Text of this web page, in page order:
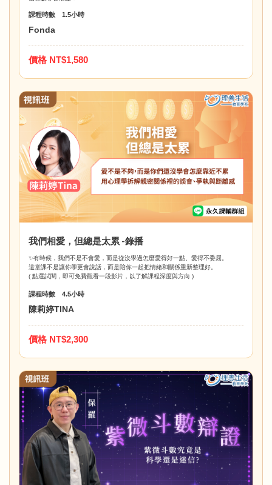
課程時數 1.5小時
Fonda
價格 NT$1,580
我們相愛，但總是太累 -錄播
✨有時候，我們不是不會愛，而是從沒學過怎麼愛得好一點、愛得不委屈。
這堂課不是讓你學更會說話，而是陪你一起把情緒和關係重新整理好。
( 點選試閱，即可免費觀看一段影片，以了解課程深度與方向 )
課程時數 4.5小時
陳莉婷TINA
價格 NT$2,300